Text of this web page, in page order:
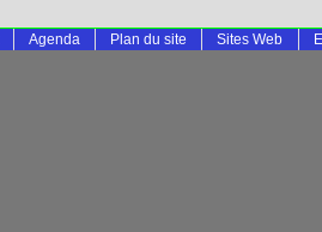
Agenda Plan du site Sites Web